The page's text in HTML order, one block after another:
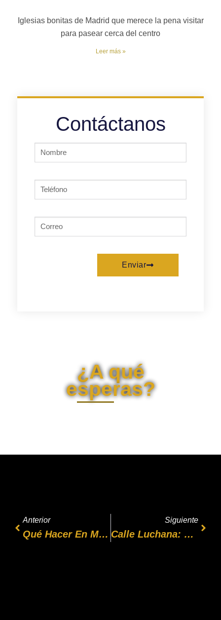
Iglesias bonitas de Madrid que merece la pena visitar
para pasear cerca del centro
Leer más »
Contáctanos
Enviar
¿A qué
esperas?
Anterior
Qué Hacer En Madrid Este Fin De Semana En Pareja (sin Caer En Lo Típico De Siempre)
Siguiente
Calle Luchana: El Madrid Que Se Vive, No El De Postal